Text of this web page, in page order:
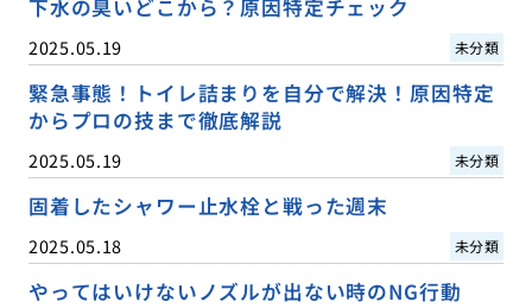
下水の臭いどこから？原因特定チェック
2025.05.19 未分類
緊急事態！トイレ詰まりを自分で解決！原因特定
からプロの技まで徹底解説
2025.05.19 未分類
固着したシャワー止水栓と戦った週末
2025.05.18 未分類
やってはいけないノズルが出ない時のNG行動